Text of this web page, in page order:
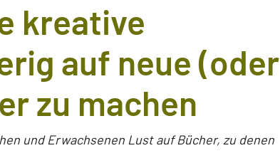
kreative
auf neue (oder
zu machen
und Erwachsenen Lust auf Bücher, zu denen